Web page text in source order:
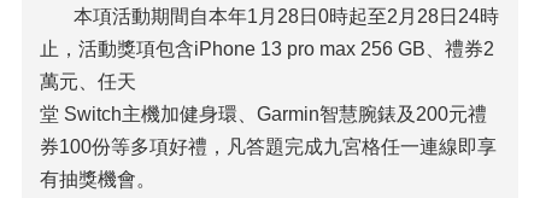
本項活動期間自本年1月28日0時起至2月28日24時
止，活動獎項包含iPhone 13 pro max 256 GB、禮券2
萬元、任天
堂 Switch主機加健身環、Garmin智慧腕錶及200元禮
券100份等多項好禮，凡答題完成九宮格任一連線即享
有抽獎機會。